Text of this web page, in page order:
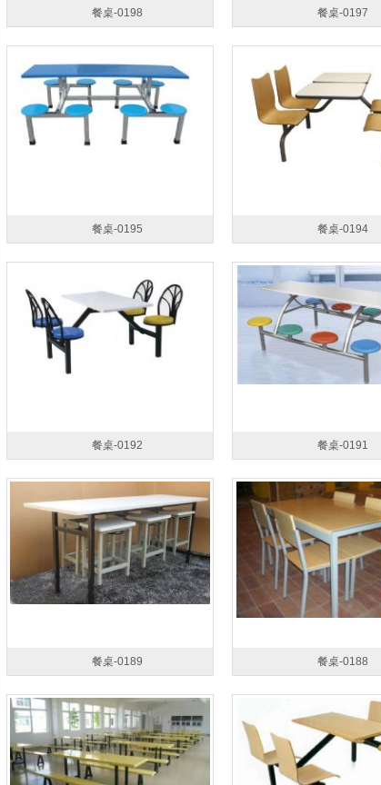
餐桌-0198 餐桌-0197
餐桌-0195 餐桌-0194
餐桌-0192 餐桌-0191
餐桌-0189 餐桌-0188